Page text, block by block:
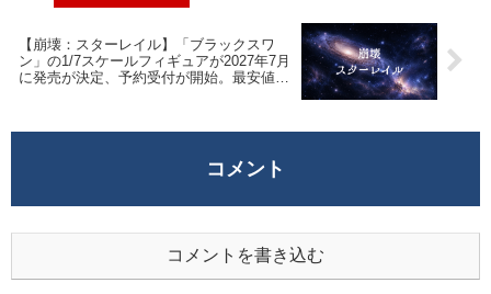
【崩壊：スターレイル】「ブラックスワ
ン」の1/7スケールフィギュアが2027年7月
に発売が決定、予約受付が開始。最安値・
コメント
コメントを書き込む